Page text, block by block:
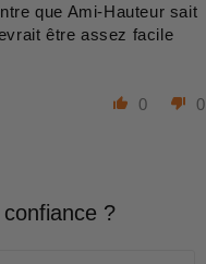
que Ami-Hauteur sait
être assez facile
0 0
?